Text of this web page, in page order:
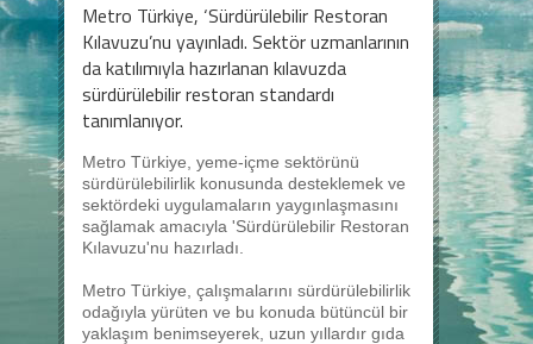
Metro Türkiye, ‘Sürdürülebilir Restoran
Kılavuzu’nu yayınladı. Sektör uzmanlarının
da katılımıyla hazırlanan kılavuzda
sürdürülebilir restoran standardı
tanımlanıyor.
Metro Türkiye, yeme-içme sektörünü
sürdürülebilirlik konusunda desteklemek ve
sektördeki uygulamaların yaygınlaşmasını
sağlamak amacıyla 'Sürdürülebilir Restoran
Kılavuzu'nu hazırladı.
Metro Türkiye, çalışmalarını sürdürülebilirlik
odağıyla yürüten ve bu konuda bütüncül bir
yaklaşım benimseyerek, uzun yıllardır gıda